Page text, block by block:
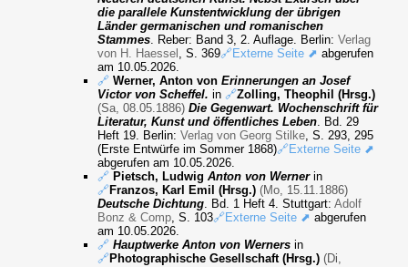
die parallele Kunstentwicklung der übrigen
Länder germanischen und romanischen
Stammes. Reber: Band 3, 2. Auflage. Berlin:Verlag
von H. Haessel , S. 369🔗Externe Seite ⬈ abgerufen
am 10.05.2026.
🔗 Werner, Anton vonErinnerungen an Josef
Victor von Scheffel.in🔗Zolling, Theophil (Hrsg.)
(Sa, 08.05.1886) Die Gegenwart. Wochenschrift für
Literatur, Kunst und öffentliches Leben. Bd. 29
Heft 19. Berlin:Verlag von Georg Stilke, S. 293, 295
(Erste Entwürfe im Sommer 1868)🔗Externe Seite ⬈
abgerufen am 10.05.2026.
🔗 Pietsch, LudwigAnton von Wernerin
🔗Franzos, Karl Emil (Hrsg.) (Mo, 15.11.1886)
Deutsche Dichtung. Bd. 1 Heft 4. Stuttgart:Adolf
Bonz & Comp, S. 103🔗Externe Seite ⬈ abgerufen
am 10.05.2026.
🔗 Hauptwerke Anton von Wernersin
🔗Photographische Gesellschaft (Hrsg.) (Di,